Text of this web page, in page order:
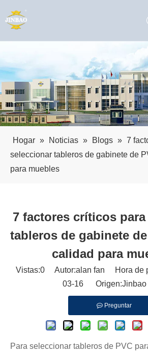
Hogar » Noticias » Blogs » 7
seleccionar tableros de gabinete de
para muebles
7 factores críticos
tableros de gabinete
calidad para
Vistas:0Autor:alan fan Hora de
03-16 Origen:Jinbao
Preguntar
Para seleccionar tableros de PVC